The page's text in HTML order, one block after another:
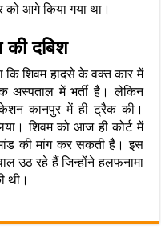
को आगे किया गया था।
की दबिश
कि शिवम हादसे के वक्त कार में
अस्पताल में भर्ती है। लेकिन
कानपुर में ही ट्रैक की।
शिवम को आज ही कोर्ट में
की मांग कर सकती है। इस
उठ रहे हैं जिन्होंने हलफनामा
थी।